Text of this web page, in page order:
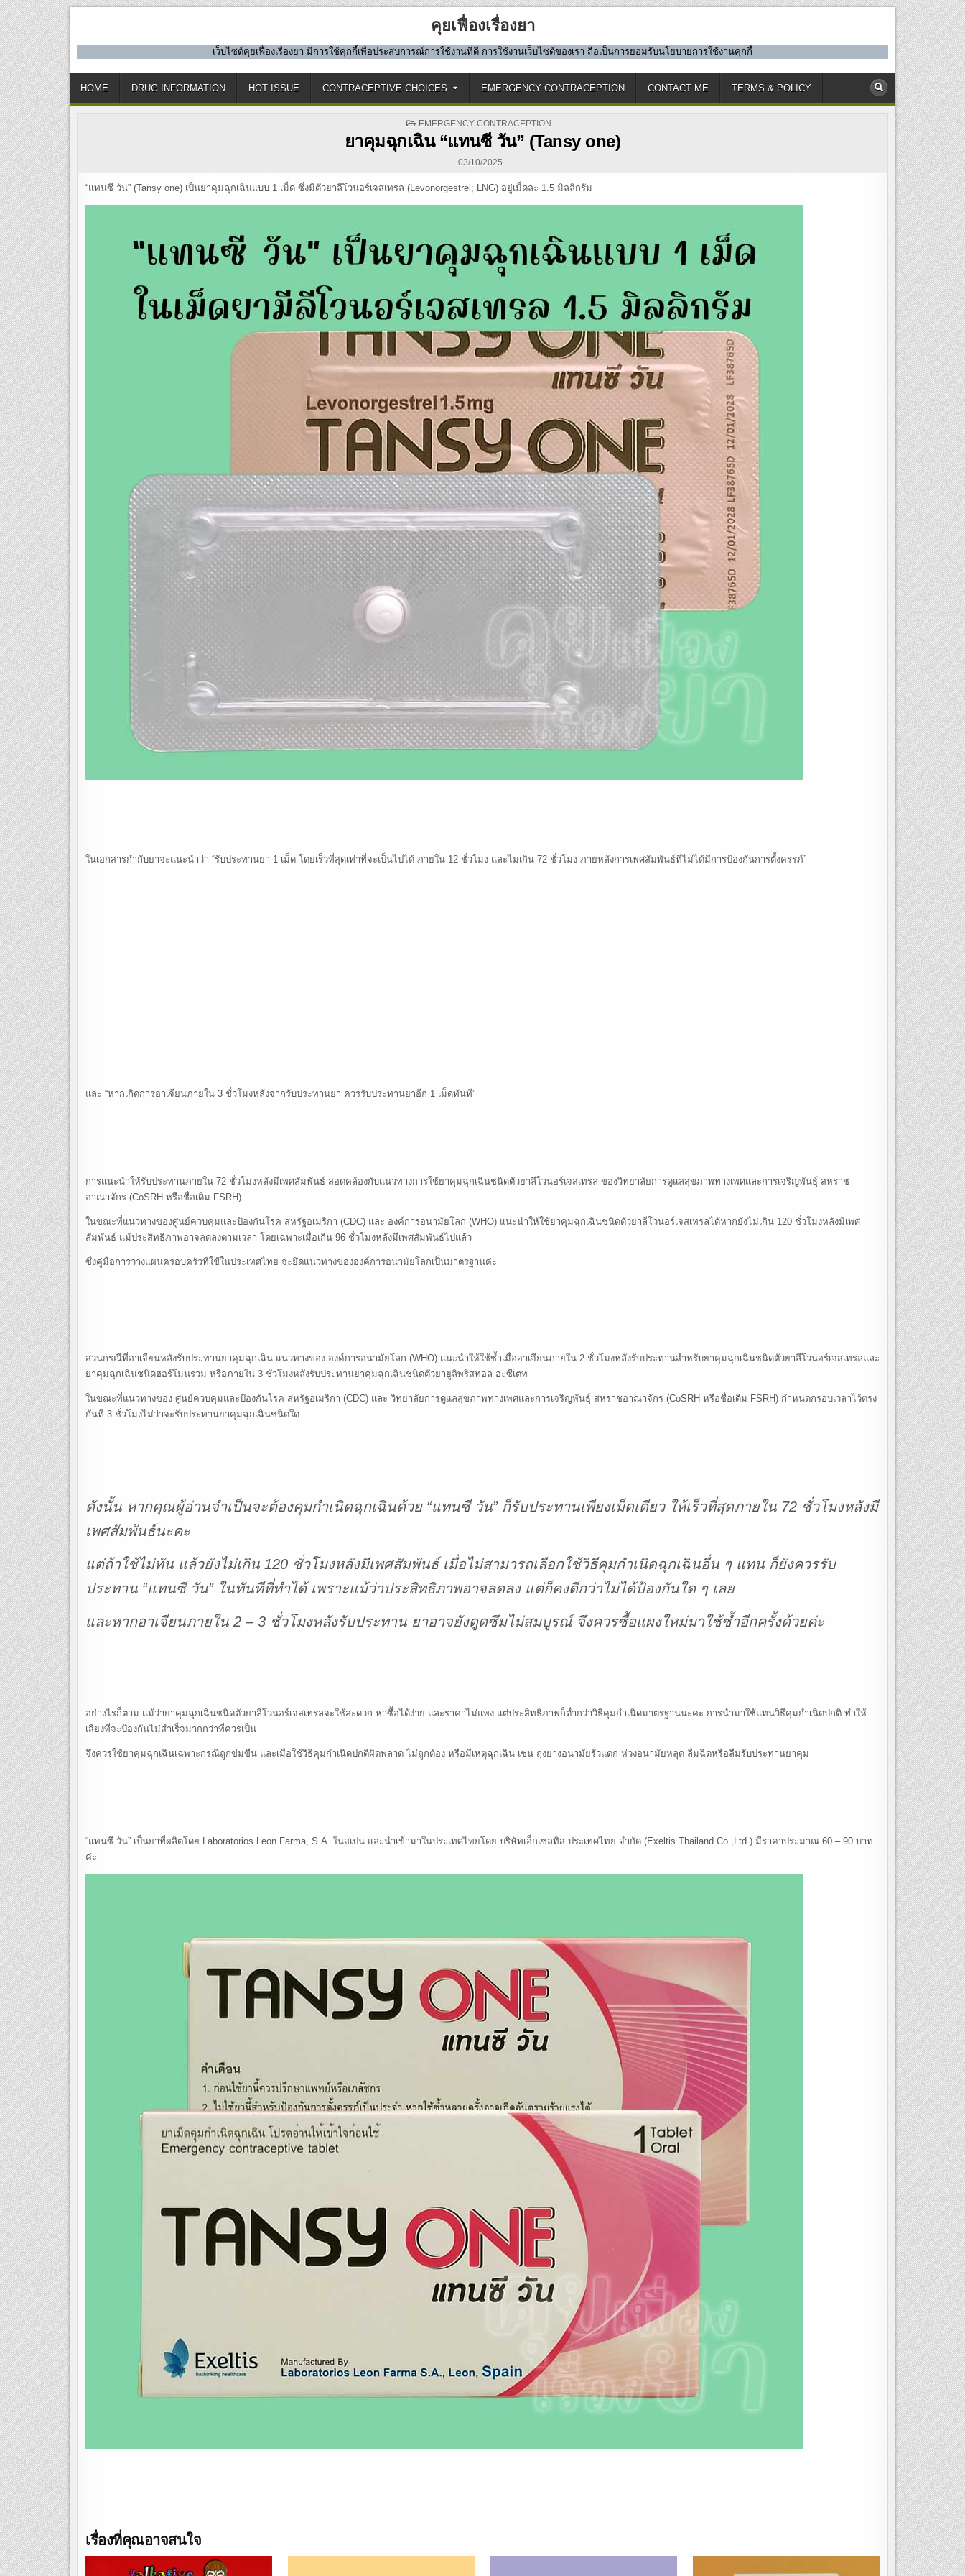
Skip
to
content
คุยเฟื่องเรื่องยา
เว็บไซต์คุยเฟื่องเรื่องยา มีการใช้คุกกี้เพื่อประสบการณ์การใช้งานที่ดี การใช้งานเว็บไซต์ของเรา ถือเป็นการยอมรับนโยบายการใช้งานคุกกี้
HOME DRUG INFORMATION HOT ISSUE CONTRACEPTIVE CHOICES EMERGENCY CONTRACEPTION CONTACT ME TERMS & POLICY
POSTED
IN
EMERGENCY CONTRACEPTION
ยาคุมฉุกเฉิน “แทนซี วัน” (Tansy one)
03/10/2025
“แทนซี วัน” (Tansy one) เป็นยาคุมฉุกเฉินแบบ 1 เม็ด ซึ่งมีตัวยาลีโวนอร์เจสเทรล (Levonorgestrel; LNG) อยู่เม็ดละ 1.5 มิลลิกรัม
ในเอกสารกำกับยาจะแนะนำว่า “รับประทานยา 1 เม็ด โดยเร็วที่สุดเท่าที่จะเป็นไปได้ ภายใน 12 ชั่วโมง และไม่เกิน 72 ชั่วโมง ภายหลังการเพศสัมพันธ์ที่ไม่ได้มีการป้องกันการตั้งครรภ์”
และ “หากเกิดการอาเจียนภายใน 3 ชั่วโมงหลังจากรับประทานยา ควรรับประทานยาอีก 1 เม็ดทันที”
การแนะนำให้รับประทานภายใน 72 ชั่วโมงหลังมีเพศสัมพันธ์ สอดคล้องกับแนวทางการใช้ยาคุมฉุกเฉินชนิดตัวยาลีโวนอร์เจสเทรล ของวิทยาลัยการดูแลสุขภาพทางเพศและการเจริญพันธุ์ สหราช
อาณาจักร (CoSRH หรือชื่อเดิม FSRH)
ในขณะที่แนวทางของศูนย์ควบคุมและป้องกันโรค สหรัฐอเมริกา (CDC) และ องค์การอนามัยโลก (WHO) แนะนำให้ใช้ยาคุมฉุกเฉินชนิดตัวยาลีโวนอร์เจสเทรลได้หากยังไม่เกิน 120 ชั่วโมงหลังมีเพศ
สัมพันธ์ แม้ประสิทธิภาพอาจลดลงตามเวลา โดยเฉพาะเมื่อเกิน 96 ชั่วโมงหลังมีเพศสัมพันธ์ไปแล้ว
ซึ่งคู่มือการวางแผนครอบครัวที่ใช้ในประเทศไทย จะยึดแนวทางขององค์การอนามัยโลกเป็นมาตรฐานค่ะ
ส่วนกรณีที่อาเจียนหลังรับประทานยาคุมฉุกเฉิน แนวทางของ องค์การอนามัยโลก (WHO) แนะนำให้ใช้ซ้ำเมื่ออาเจียนภายใน 2 ชั่วโมงหลังรับประทานสำหรับยาคุมฉุกเฉินชนิดตัวยาลีโวนอร์เจสเทรลและ
ยาคุมฉุกเฉินชนิดฮอร์โมนรวม หรือภายใน 3 ชั่วโมงหลังรับประทานยาคุมฉุกเฉินชนิดตัวยายูลิพริสทอล อะซีเตท
ในขณะที่แนวทางของ ศูนย์ควบคุมและป้องกันโรค สหรัฐอเมริกา (CDC) และ วิทยาลัยการดูแลสุขภาพทางเพศและการเจริญพันธุ์ สหราชอาณาจักร (CoSRH หรือชื่อเดิม FSRH) กำหนดกรอบเวลาไว้ตรง
กันที่ 3 ชั่วโมงไม่ว่าจะรับประทานยาคุมฉุกเฉินชนิดใด
ดังนั้น หากคุณผู้อ่านจำเป็นจะต้องคุมกำเนิดฉุกเฉินด้วย “แทนซี วัน” ก็รับประทานเพียงเม็ดเดียว ให้เร็วที่สุดภายใน 72 ชั่วโมงหลังมี
เพศสัมพันธ์นะคะ
แต่ถ้าใช้ไม่ทัน แล้วยังไม่เกิน 120 ชั่วโมงหลังมีเพศสัมพันธ์ เมื่อไม่สามารถเลือกใช้วิธีคุมกำเนิดฉุกเฉินอื่น ๆ แทน ก็ยังควรรับ
ประทาน “แทนซี วัน” ในทันทีที่ทำได้ เพราะแม้ว่าประสิทธิภาพอาจลดลง แต่ก็คงดีกว่าไม่ได้ป้องกันใด ๆ เลย
และหากอาเจียนภายใน 2 – 3 ชั่วโมงหลังรับประทาน ยาอาจยังดูดซึมไม่สมบูรณ์ จึงควรซื้อแผงใหม่มาใช้ซ้ำอีกครั้งด้วยค่ะ
อย่างไรก็ตาม แม้ว่ายาคุมฉุกเฉินชนิดตัวยาลีโวนอร์เจสเทรลจะใช้สะดวก หาซื้อได้ง่าย และราคาไม่แพง แต่ประสิทธิภาพก็ต่ำกว่าวิธีคุมกำเนิดมาตรฐานนะคะ การนำมาใช้แทนวิธีคุมกำเนิดปกติ ทำให้
เสี่ยงที่จะป้องกันไม่สำเร็จมากกว่าที่ควรเป็น
จึงควรใช้ยาคุมฉุกเฉินเฉพาะกรณีถูกข่มขืน และเมื่อใช้วิธีคุมกำเนิดปกติผิดพลาด ไม่ถูกต้อง หรือมีเหตุฉุกเฉิน เช่น ถุงยางอนามัยรั่วแตก ห่วงอนามัยหลุด ลืมฉีดหรือลืมรับประทานยาคุม
“แทนซี วัน” เป็นยาที่ผลิตโดย Laboratorios Leon Farma, S.A. ในสเปน และนำเข้ามาในประเทศไทยโดย บริษัทเอ็กเซลทิส ประเทศไทย จำกัด (Exeltis Thailand Co.,Ltd.) มีราคาประมาณ 60 – 90 บาท
ค่ะ
เรื่องที่คุณอาจสนใจ